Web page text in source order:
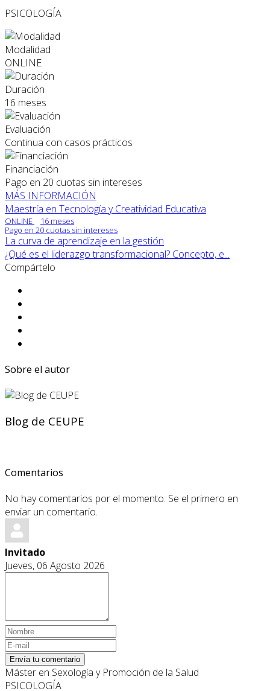
PSICOLOGÍA
Modalidad
ONLINE
Duración
16 meses
Evaluación
Continua con casos prácticos
Financiación
Pago en 20 cuotas sin intereses
MÁS INFORMACIÓN
Maestría en Tecnología y Creatividad Educativa
ONLINE
16 meses
Pago en 20 cuotas sin intereses
La curva de aprendizaje en la gestión
¿Qué es el liderazgo transformacional? Concepto, e...
Compártelo
Sobre el autor
Blog de CEUPE
Comentarios
No hay comentarios por el momento. Se el primero en
enviar un comentario.
Invitado
Jueves, 06 Agosto 2026
Envía tu comentario
Máster en Sexología y Promoción de la Salud
PSICOLOGÍA